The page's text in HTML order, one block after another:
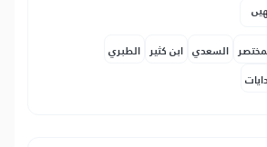
السعدي ابن كثير الطبري